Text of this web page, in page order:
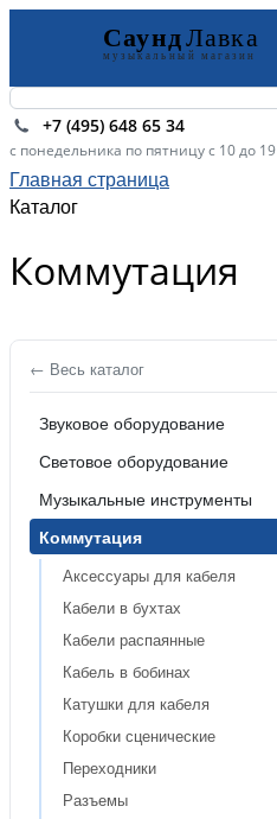
+7 (495) 648 65 34
с понедельника по пятницу с 10 до 19
Главная страница
Каталог
Коммутация
← Весь каталог
Звуковое оборудование
Световое оборудование
Музыкальные инструменты
Коммутация
Аксессуары для кабеля
Кабели в бухтах
Кабели распаянные
Кабель в бобинах
Катушки для кабеля
Коробки сценические
Переходники
Разъемы